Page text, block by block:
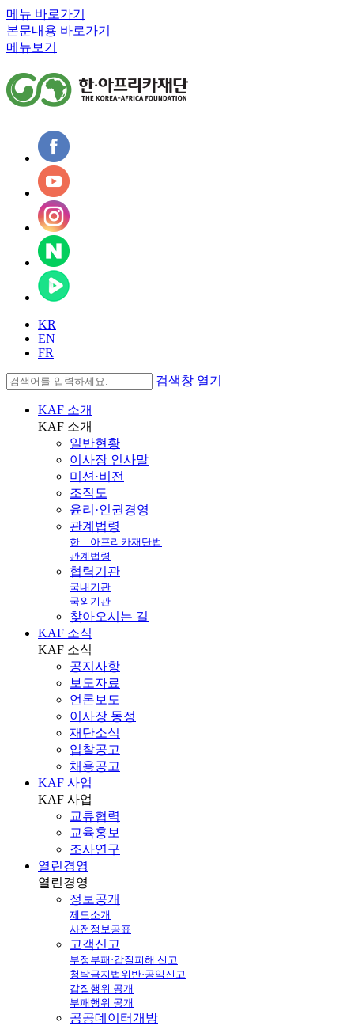
메뉴 바로가기
본문내용 바로가기
메뉴보기
KR
EN
FR
검색창 열기
KAF 소개
KAF 소개
일반현황
이사장 인사말
미션·비전
조직도
윤리·인권경영
관계법령
한ㆍ아프리카재단법
관계법령
협력기관
국내기관
국외기관
찾아오시는 길
KAF 소식
KAF 소식
공지사항
보도자료
언론보도
이사장 동정
재단소식
입찰공고
채용공고
KAF 사업
KAF 사업
교류협력
교육홍보
조사연구
열린경영
열린경영
정보공개
제도소개
사전정보공표
고객신고
부정부패·갑질피해 신고
청탁금지법위반·공익신고
갑질행위 공개
부패행위 공개
공공데이터개방